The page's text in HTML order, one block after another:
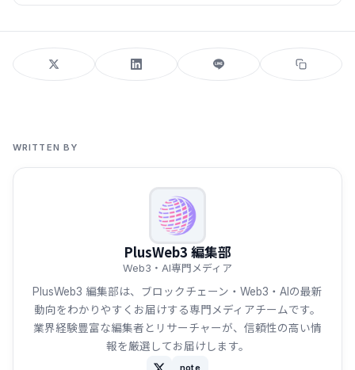
WRITTEN BY
PlusWeb3 編集部
Web3・AI専門メディア
PlusWeb3 編集部は、ブロックチェーン・Web3・AIの最新
動向をわかりやすくお届けする専門メディアチームです。
業界経験豊富な編集者とリサーチャーが、信頼性の高い情
報を厳選してお届けします。